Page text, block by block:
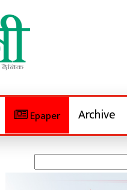
Epaper Archive
for: